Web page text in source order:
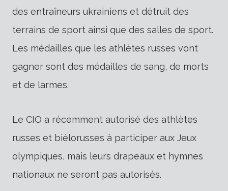
des entraîneurs ukrainiens et détruit des
terrains de sport ainsi que des salles de sport.
Les médailles que les athlètes russes vont
gagner sont des médailles de sang, de morts
et de larmes.
Le CIO a récemment autorisé des athlètes
russes et biélorusses à participer aux Jeux
olympiques, mais leurs drapeaux et hymnes
nationaux ne seront pas autorisés.